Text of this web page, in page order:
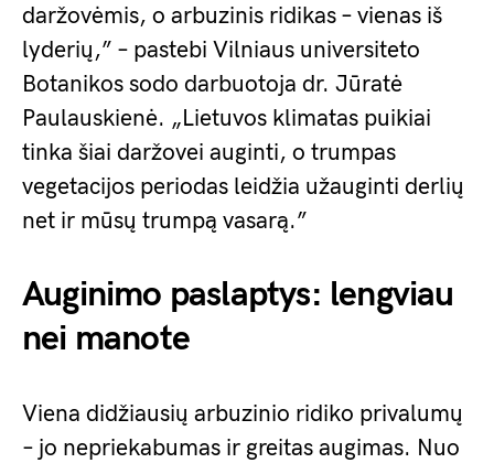
daržovėmis, o arbuzinis ridikas – vienas iš
lyderių,” – pastebi Vilniaus universiteto
Botanikos sodo darbuotoja dr. Jūratė
Paulauskienė. „Lietuvos klimatas puikiai
tinka šiai daržovei auginti, o trumpas
vegetacijos periodas leidžia užauginti derlių
net ir mūsų trumpą vasarą.”
Auginimo paslaptys: lengviau
nei manote
Viena didžiausių arbuzinio ridiko privalumų
– jo nepriekabumas ir greitas augimas. Nuo